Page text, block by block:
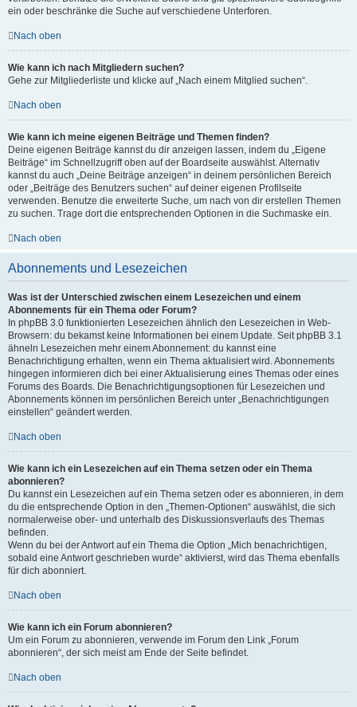
ein oder beschränke die Suche auf verschiedene Unterforen.
Nach oben
Wie kann ich nach Mitgliedern suchen?
Gehe zur Mitgliederliste und klicke auf „Nach einem Mitglied suchen“.
Nach oben
Wie kann ich meine eigenen Beiträge und Themen finden?
Deine eigenen Beiträge kannst du dir anzeigen lassen, indem du „Eigene
Beiträge“ im Schnellzugriff oben auf der Boardseite auswählst. Alternativ
kannst du auch „Deine Beiträge anzeigen“ in deinem persönlichen Bereich
oder „Beiträge des Benutzers suchen“ auf deiner eigenen Profilseite
verwenden. Benutze die erweiterte Suche, um nach von dir erstellen Themen
zu suchen. Trage dort die entsprechenden Optionen in die Suchmaske ein.
Nach oben
Abonnements und Lesezeichen
Was ist der Unterschied zwischen einem Lesezeichen und einem
Abonnements für ein Thema oder Forum?
In phpBB 3.0 funktionierten Lesezeichen ähnlich den Lesezeichen in Web-
Browsern: du bekamst keine Informationen bei einem Update. Seit phpBB 3.1
ähneln Lesezeichen mehr einem Abonnement: du kannst eine
Benachrichtigung erhalten, wenn ein Thema aktualisiert wird. Abonnements
hingegen informieren dich bei einer Aktualisierung eines Themas oder eines
Forums des Boards. Die Benachrichtigungsoptionen für Lesezeichen und
Abonnements können im persönlichen Bereich unter „Benachrichtigungen
einstellen“ geändert werden.
Nach oben
Wie kann ich ein Lesezeichen auf ein Thema setzen oder ein Thema
abonnieren?
Du kannst ein Lesezeichen auf ein Thema setzen oder es abonnieren, in dem
du die entsprechende Option in den „Themen-Optionen“ auswählst, die sich
normalerweise ober- und unterhalb des Diskussionsverlaufs des Themas
befinden.
Wenn du bei der Antwort auf ein Thema die Option „Mich benachrichtigen,
sobald eine Antwort geschrieben wurde“ aktivierst, wird das Thema ebenfalls
für dich abonniert.
Nach oben
Wie kann ich ein Forum abonnieren?
Um ein Forum zu abonnieren, verwende im Forum den Link „Forum
abonnieren“, der sich meist am Ende der Seite befindet.
Nach oben